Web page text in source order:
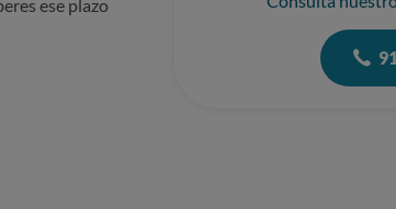
ese plazo